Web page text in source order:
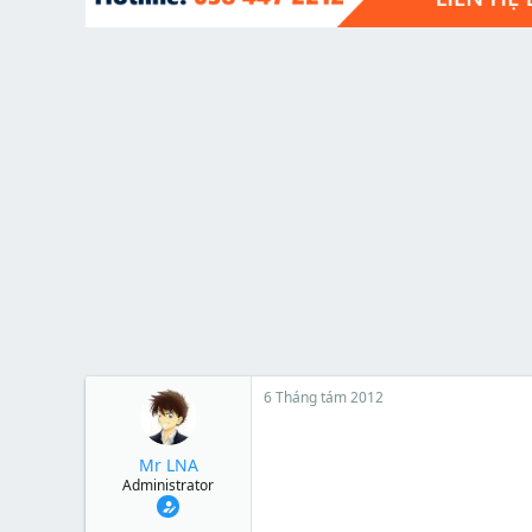
t
Mr LNA
Administrator
6 Tháng tám 2012